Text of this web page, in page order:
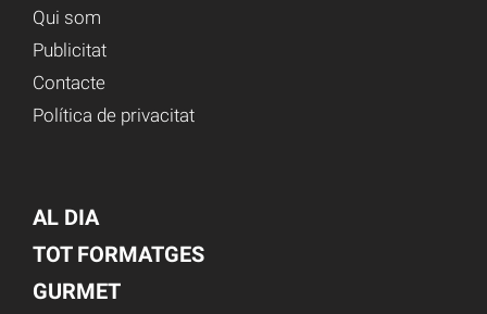
Qui som
Publicitat
Contacte
Política de privacitat
AL DIA
TOT FORMATGES
GURMET